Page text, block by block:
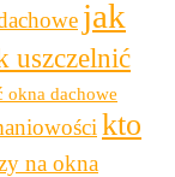
jak
uszczelnić
okna dachowe
kto
na okna